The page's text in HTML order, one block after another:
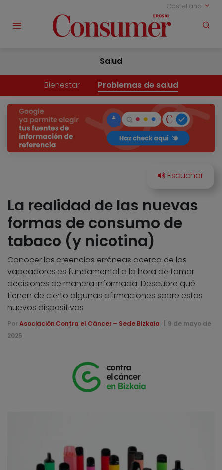
Castellano
Salud
Bienestar Problemas de salud
La realidad de las nuevas
formas de consumo de
tabaco (y nicotina)
Conocer las creencias erróneas acerca de los
vapeadores es fundamental a la hora de tomar
decisiones de manera informada. Descubre qué
tienen de cierto algunas afirmaciones sobre estos
nuevos dispositivos
Por Asociación Contra el Cáncer – Sede Bizkaia
9 de mayo de
2025